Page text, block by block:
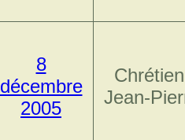
8
décembre
2005
Jean-